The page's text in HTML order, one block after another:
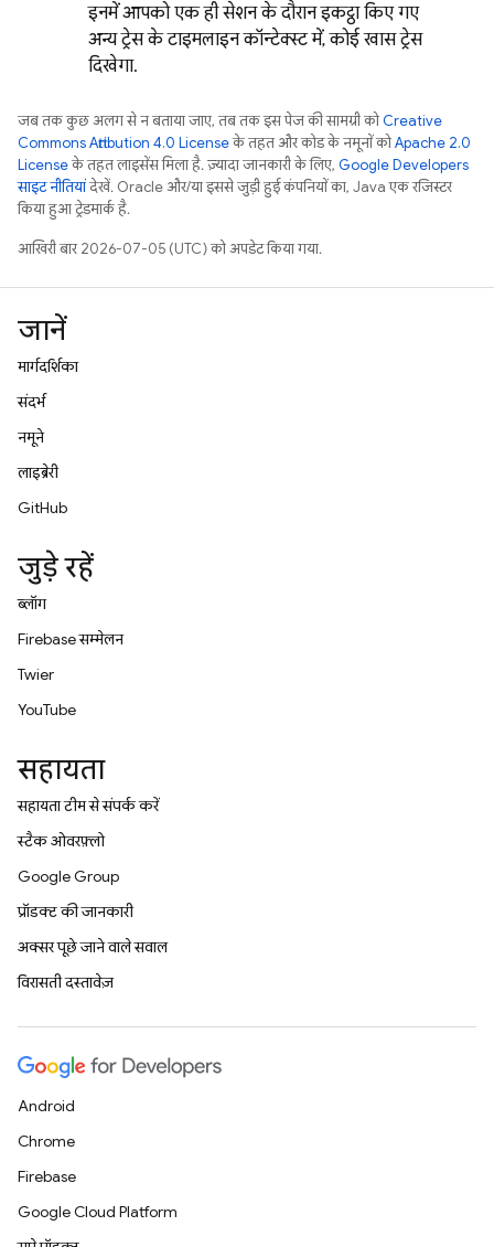
इनमें आपको एक ही सेशन के दौरान इकट्ठा किए गए
अन्य ट्रेस के टाइमलाइन कॉन्टेक्स्ट में, कोई खास ट्रेस
दिखेगा.
जब तक कुछ अलग से न बताया जाए, तब तक इस पेज की सामग्री कोCreative
Commons Attribution 4.0 Licenseके तहत और कोड के नमूनों कोApache 2.0
Licenseके तहत लाइसेंस मिला है. ज़्यादा जानकारी के लिए, Google Developers
साइट नीतियांदेखें. Oracle और/या इससे जुड़ी हुई कंपनियों का, Java एक रजिस्टर
किया हुआ ट्रेडमार्क है.
आखिरी बार 2026-07-05 (UTC) को अपडेट किया गया.
जानें
मार्गदर्शिका
संदर्भ
नमूने
लाइब्रेरी
GitHub
जुड़े रहें
ब्लॉग
Firebase सम्मेलन
Twitter
YouTube
सहायता
सहायता टीम से संपर्क करें
स्टैक ओवरफ़्लो
Google Group
प्रॉडक्ट की जानकारी
अक्सर पूछे जाने वाले सवाल
विरासती दस्तावेज़
Android
Chrome
Firebase
Google Cloud Platform